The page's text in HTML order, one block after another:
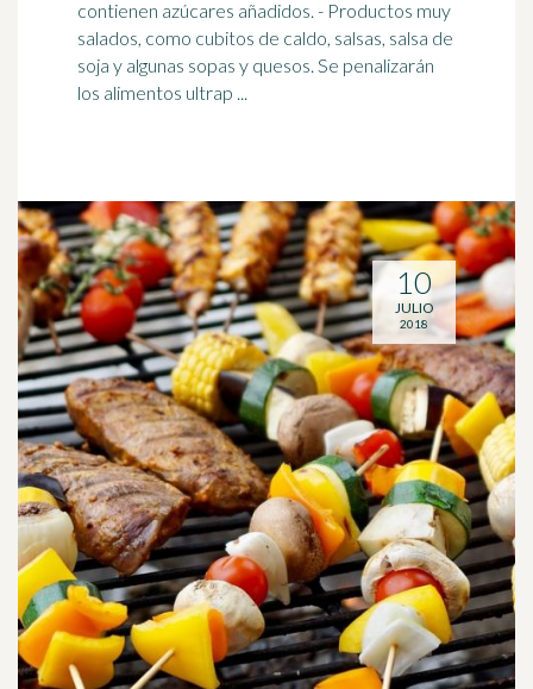
contienen azúcares añadidos. - Productos muy
salados, como cubitos de caldo, salsas, salsa de
soja y algunas sopas y quesos. Se penalizarán
los alimentos ultrap ...
10
JULIO
2018